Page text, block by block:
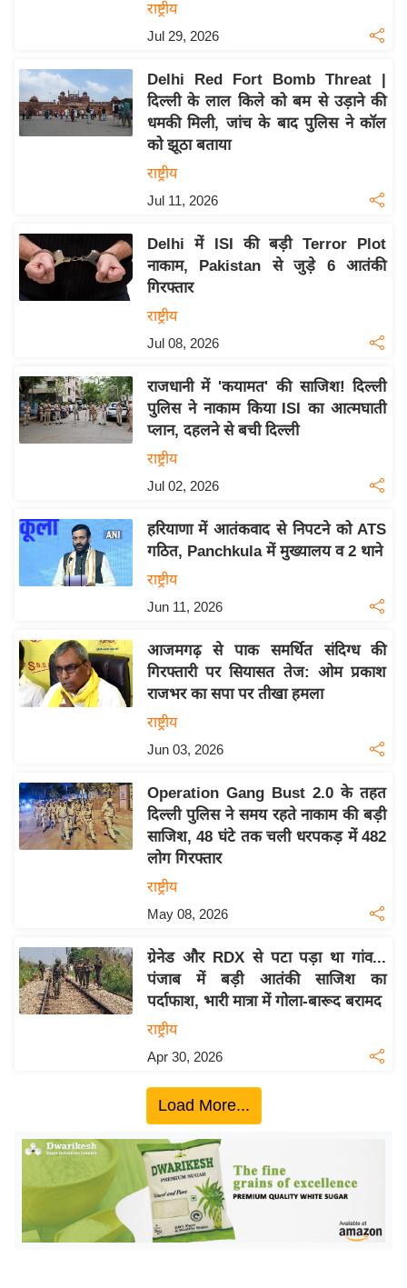
य
ब
ज
के
ट
I
2
0
2
6
म
ई
र
मि
सा
मि
सा
ल
यं
ग
इं
ज
ग
ऑ
राष्ट्रीय
Jul 29, 2026
Delhi Red Fort Bomb Threat |
दिल्ली के लाल किले को बम से उड़ाने की
धमकी मिली, जांच के बाद पुलिस ने कॉल
को झूठा बताया
राष्ट्रीय
Jul 11, 2026
Delhi में ISI की बड़ी Terror Plot
नाकाम, Pakistan से जुड़े 6 आतंकी
गिरफ्तार
राष्ट्रीय
Jul 08, 2026
राजधानी में 'कयामत' की साजिश! दिल्ली
पुलिस ने नाकाम किया ISI का आत्मघाती
प्लान, दहलने से बची दिल्ली
राष्ट्रीय
Jul 02, 2026
हरियाणा में आतंकवाद से निपटने को ATS
गठित, Panchkula में मुख्यालय व 2 थाने
राष्ट्रीय
Jun 11, 2026
आजमगढ़ से पाक समर्थित संदिग्ध की
गिरफ्तारी पर सियासत तेज: ओम प्रकाश
राजभर का सपा पर तीखा हमला
राष्ट्रीय
Jun 03, 2026
Operation Gang Bust 2.0 के तहत
दिल्ली पुलिस ने समय रहते नाकाम की बड़ी
साजिश, 48 घंटे तक चली धरपकड़ में 482
लोग गिरफ्तार
राष्ट्रीय
May 08, 2026
ग्रेनेड और RDX से पटा पड़ा था गांव...
पंजाब में बड़ी आतंकी साजिश का
पर्दाफाश, भारी मात्रा में गोला-बारूद बरामद
राष्ट्रीय
Apr 30, 2026
Load More...